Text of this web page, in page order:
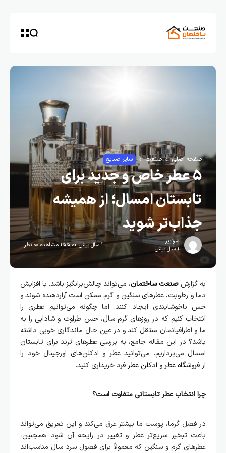
صفحه اصلی صنعت سایر صنایع
۵ عطر خاص و جدید برای
تابستان امسال؛ از همیشه
جذاب‌تر شوید
سردبیر
1 سال پیش
1 سال پیش 155,0 مشاهده 0 نظر
به گزارش صنعت ساختمان، می‌تواند چالش‌برانگیز باشد. با افزایش
دما و رطوبت، عطرهای سنگین و گرم ممکن است آزاردهنده شوند و
حس ناخوشایندی ایجاد کنند. اما چگونه می‌توانیم عطری را
انتخاب کنیم که در روزهای گرم سال، حس طراوت و شادابی را به
ما و اطرافیانمان منتقل کند و در عین حال ماندگاری خوبی داشته
باشد؟ در این مقاله جامع، به بررسی عطرهای ترند برای تابستان
امسال می‌پردازیم. می‌توانید عطر و ادکلن‌های اورجینال خود را
از فروشگاه عطر و ادکلن عطر فرد خریداری کنید.
چرا انتخاب عطر تابستانی متفاوت است؟
در فصل گرما، پوست ما بیشتر عرق می‌کند و این تعریق می‌تواند
باعث تبخیر سریع‌تر عطر و تغییر در رایحه آن شود. همچنین،
عطرهای گرم و سنگین که معمولاً برای فصول سرد سال مناسب‌اند